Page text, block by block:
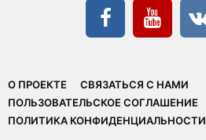
О ПРОЕКТЕ
СВЯЗАТЬСЯ С НАМИ
ПОЛЬЗОВАТЕЛЬСКОЕ СОГЛАШЕНИЕ
ПОЛИТИКА КОНФИДЕНЦИАЛЬНОСТИ